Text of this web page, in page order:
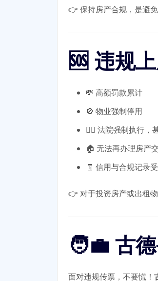
👉 保持房产合规，是避
🆘 违规
💸 高额罚款累计
🚫 物业强制停用
🧑‍⚖️ 法院强制执行，
🏠 无法再办理房产
🧾 信用与合规记录
👉 对于投资房产或出租
🧑‍💼 古
面对违规传票，不要慌！